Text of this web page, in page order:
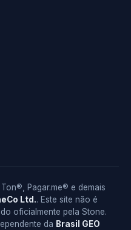
Pagar.me® e demais
Ltd.. Este site não é
oficialmente pela Stone.
da Brasil GEO